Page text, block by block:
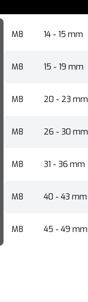
M8 14 - 15 mm
M8 15 - 19 mm
M8 20 - 23 mm
M8 26 - 30 mm
M8 31 - 36 mm
M8 40 - 43 mm
M8 45 - 49 mm